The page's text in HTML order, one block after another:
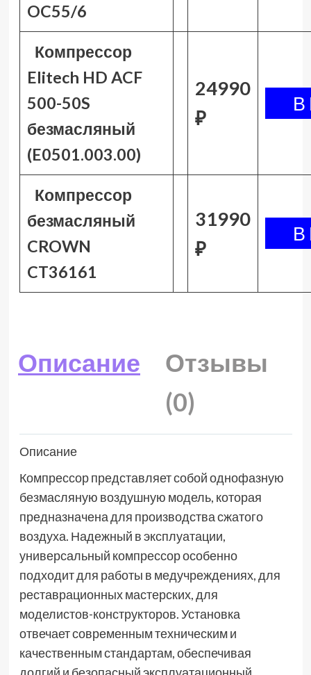
OC55/6
Компрессор
Elitech HD ACF
500-50S
безмасляный
(E0501.003.00)
24990
₽
Компрессор
безмасляный
CROWN
CT36161
31990
₽
Описание
Отзывы
(0)
Описание
Компрессор представляет собой однофазную
безмасляную воздушную модель, которая
предназначена для производства сжатого
воздуха. Надежный в эксплуатации,
универсальный компрессор особенно
подходит для работы в медучреждениях, для
реставрационных мастерских, для
моделистов-конструкторов. Установка
отвечает современным техническим и
качественным стандартам, обеспечивая